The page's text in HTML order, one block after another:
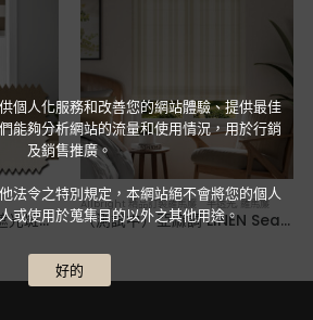
粗紋拿鐵 DDC1005．遮光斑馬簾
Allbright 精品訂製羅馬簾 半透光,羅馬簾
（測試中）亞麻調 LINEN Seaside NO.2 Clay．半透光羅馬簾
個人化服務和改善您的網站體驗、提供最佳
能夠分析網站的流量和使用情況，用於行銷
及銷售推廣。
法令之特別規定，本網站絕不會將您的個人
或使用於蒐集目的以外之其他用途。
好的